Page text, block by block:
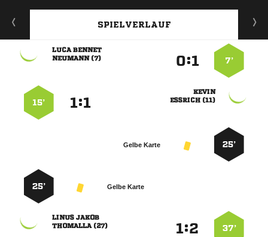
SPIELVERLAUF
7’
:
 
 

 
:
15’
25’
Gelbe Karte
Gelbe Karte
25’
37’
:
 
 